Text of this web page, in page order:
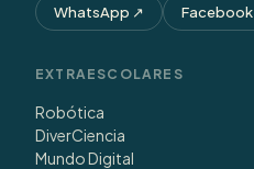
WhatsApp ↗ Facebook
EXTRAESCOLARES
Robótica
DiverCiencia
Mundo Digital